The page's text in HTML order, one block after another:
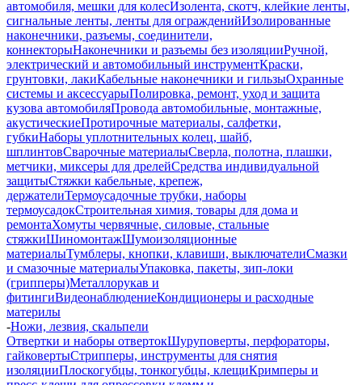
автомобиля, мешки для колесИзолента, скотч, клейкие ленты,
сигнальные ленты, ленты для огражденийИзолированные
наконечники, разъемы, соединители,
коннекторыНаконечники и разъемы без изоляцииРучной,
электрический и автомобильный инструментКраски,
грунтовки, лакиКабельные наконечники и гильзыОхранные
системы и аксессуарыПолировка, ремонт, уход и защита
кузова автомобиляПровода автомобильные, монтажные,
акустическиеПротирочные материалы, салфетки,
губкиНаборы уплотнительных колец, шайб,
шплинтовСварочные материалыСверла, полотна, плашки,
метчики, миксеры для дрелейСредства индивидуальной
защитыСтяжки кабельные, крепеж,
держателиТермоусадочные трубки, наборы
термоусадокСтроительная химия, товары для дома и
ремонтаХомуты червячные, силовые, стальные
стяжкиШиномонтажШумоизоляционные
материалыТумблеры, кнопки, клавиши, выключателиСмазки
и смазочные материалыУпаковка, пакеты, зип-локи
(грипперы)Металлорукав и
фитингиВидеонаблюдениеКондиционеры и расходные
материлы
-Ножи, лезвия, скальпели
Отвертки и наборы отвертокШуруповерты, перфораторы,
гайковертыСтрипперы, инструменты для снятия
изоляцииПлоскогубцы, тонкогубцы, клещиКримперы и